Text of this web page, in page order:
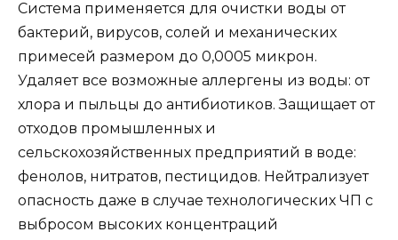
Система применяется для очистки воды от
бактерий, вирусов, солей и механических
примесей размером до 0,0005 микрон.
Удаляет все возможные аллергены из воды: от
хлора и пыльцы до антибиотиков. Защищает от
отходов промышленных и
сельскохозяйственных предприятий в воде:
фенолов, нитратов, пестицидов. Нейтрализует
опасность даже в случае технологических ЧП с
выбросом высоких концентраций